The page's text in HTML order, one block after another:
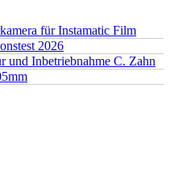
für Instamatic Film
2026
und Inbetriebnahme C. Zahn